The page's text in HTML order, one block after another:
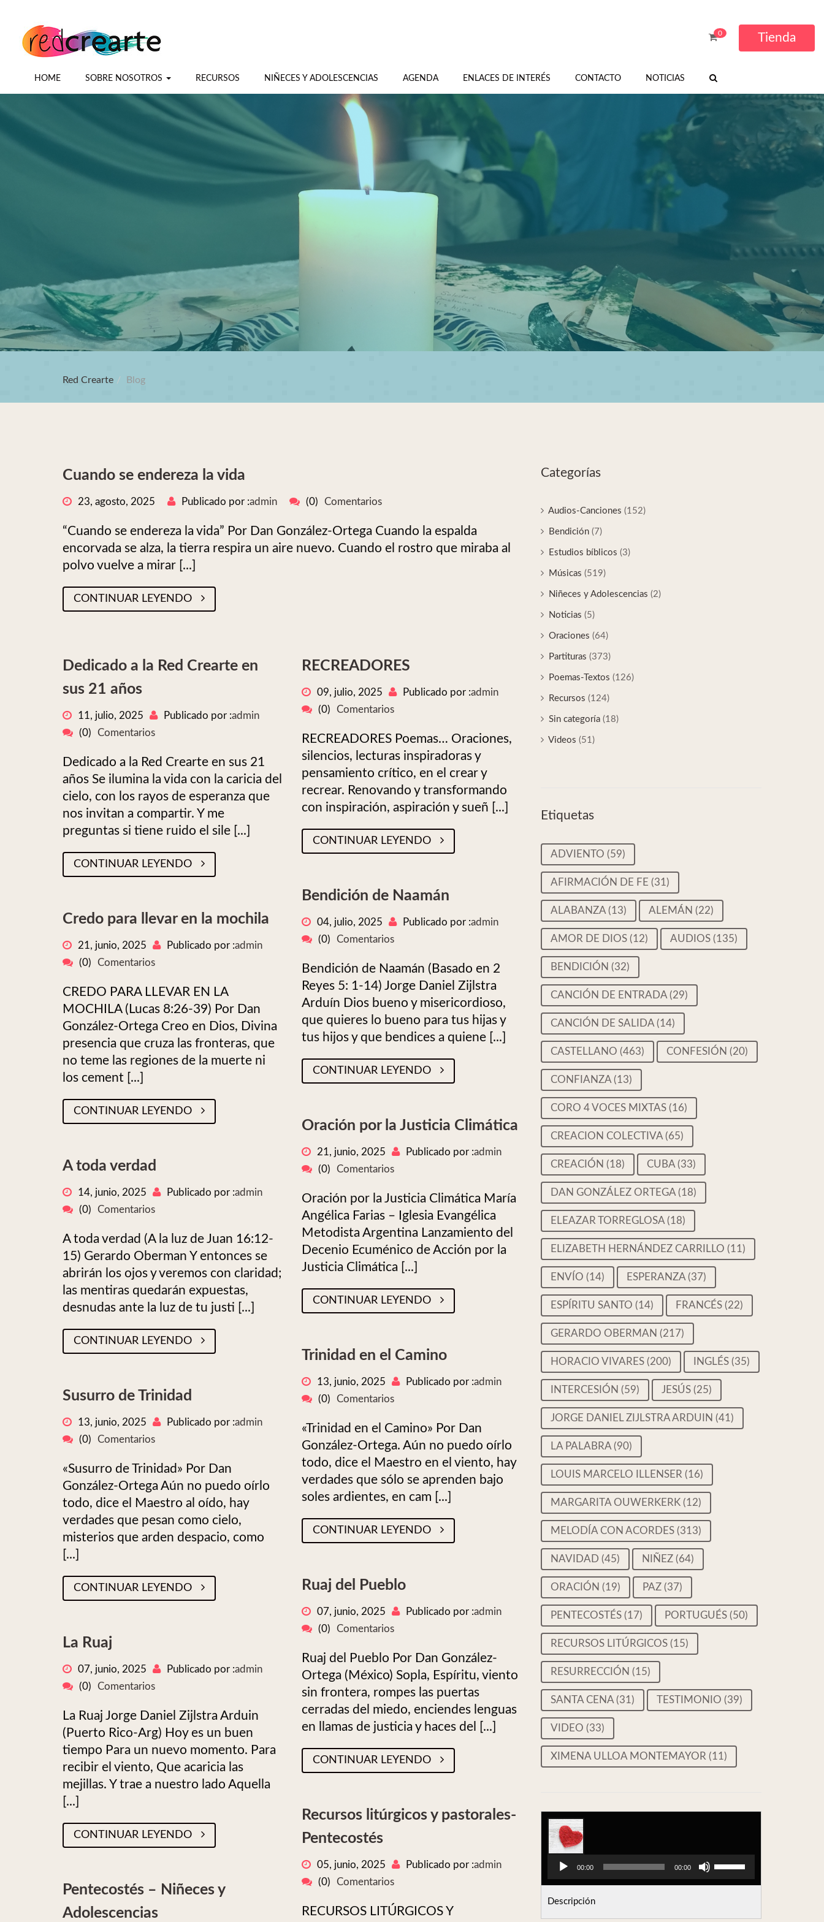
Tienda
0
HOME SOBRE NOSOTROS RECURSOS NIÑECES Y ADOLESCENCIAS AGENDA ENLACES DE INTERÉS CONTACTO NOTICIAS
Red Crearte Blog
Cuando se endereza la vida
23, agosto, 2025 Publicado por :admin (0) Comentarios
“Cuando se endereza la vida” Por Dan González-Ortega Cuando la espalda
encorvada se alza, la tierra respira un aire nuevo. Cuando el rostro que miraba al
polvo vuelve a mirar [...]
CONTINUAR LEYENDO
Dedicado a la Red Crearte en
sus 21 años
11, julio, 2025 Publicado por :admin
(0)
Comentarios
Dedicado a la Red Crearte en sus 21
años Se ilumina la vida con la caricia del
cielo, con los rayos de esperanza que
nos invitan a compartir. Y me
preguntas si tiene ruido el sile [...]
CONTINUAR LEYENDO
RECREADORES
09, julio, 2025 Publicado por :admin
(0)
Comentarios
RECREADORES Poemas… Oraciones,
silencios, lecturas inspiradoras y
pensamiento crítico, en el crear y
recrear. Renovando y transformando
con inspiración, aspiración y sueñ [...]
CONTINUAR LEYENDO
Bendición de Naamán
04, julio, 2025 Publicado por :admin
(0)
Comentarios
Bendición de Naamán (Basado en 2
Reyes 5: 1-14) Jorge Daniel Zijlstra
Arduín Dios bueno y misericordioso,
que quieres lo bueno para tus hijas y
tus hijos y que bendices a quiene [...]
CONTINUAR LEYENDO
Credo para llevar en la mochila
21, junio, 2025 Publicado por :admin
(0)
Comentarios
CREDO PARA LLEVAR EN LA
MOCHILA (Lucas 8:26-39) Por Dan
González-Ortega Creo en Dios, Divina
presencia que cruza las fronteras, que
no teme las regiones de la muerte ni
los cement [...]
CONTINUAR LEYENDO
Oración por la Justicia Climática
21, junio, 2025 Publicado por :admin
(0)
Comentarios
Oración por la Justicia Climática María
Angélica Farias – Iglesia Evangélica
Metodista Argentina Lanzamiento del
Decenio Ecuménico de Acción por la
Justicia Climática [...]
CONTINUAR LEYENDO
A toda verdad
14, junio, 2025 Publicado por :admin
(0)
Comentarios
A toda verdad (A la luz de Juan 16:12-
15) Gerardo Oberman Y entonces se
abrirán los ojos y veremos con claridad;
las mentiras quedarán expuestas,
desnudas ante la luz de tu justi [...]
CONTINUAR LEYENDO
Trinidad en el Camino
13, junio, 2025 Publicado por :admin
(0)
Comentarios
«Trinidad en el Camino» Por Dan
González-Ortega. Aún no puedo oírlo
todo, dice el Maestro en el viento, hay
verdades que sólo se aprenden bajo
soles ardientes, en cam [...]
CONTINUAR LEYENDO
Susurro de Trinidad
13, junio, 2025 Publicado por :admin
(0)
Comentarios
«Susurro de Trinidad» Por Dan
González-Ortega Aún no puedo oírlo
todo, dice el Maestro al oído, hay
verdades que pesan como cielo,
misterios que arden despacio, como
[...]
CONTINUAR LEYENDO Ruaj del Pueblo
07, junio, 2025 Publicado por :admin
(0)
Comentarios
Ruaj del Pueblo Por Dan González-
Ortega (México) Sopla, Espíritu, viento
sin frontera, rompes las puertas
cerradas del miedo, enciendes lenguas
en llamas de justicia y haces del [...]
CONTINUAR LEYENDO
La Ruaj
07, junio, 2025 Publicado por :admin
(0)
Comentarios
La Ruaj Jorge Daniel Zijlstra Arduin
(Puerto Rico-Arg) Hoy es un buen
tiempo Para un nuevo momento. Para
recibir el viento, Que acaricia las
mejillas. Y trae a nuestro lado Aquella
[...]
CONTINUAR LEYENDO
Recursos litúrgicos y pastorales-
Pentecostés
05, junio, 2025 Publicado por :admin
(0)
Comentarios
RECURSOS LITÚRGICOS Y
Pentecostés – Niñeces y
Adolescencias
Categorías
Audios-Canciones (152)
Bendición (7)
Estudios bíblicos (3)
Músicas (519)
Niñeces y Adolescencias (2)
Noticias (5)
Oraciones (64)
Partituras (373)
Poemas-Textos (126)
Recursos (124)
Sin categoría (18)
Videos (51)
Etiquetas
ADVIENTO (59)
AFIRMACIÓN DE FE (31)
ALABANZA (13) ALEMÁN (22)
AMOR DE DIOS (12) AUDIOS (135)
BENDICIÓN (32)
CANCIÓN DE ENTRADA (29)
CANCIÓN DE SALIDA (14)
CASTELLANO (463) CONFESIÓN (20)
CONFIANZA (13)
CORO 4 VOCES MIXTAS (16)
CREACION COLECTIVA (65)
CREACIÓN (18) CUBA (33)
DAN GONZÁLEZ ORTEGA (18)
ELEAZAR TORREGLOSA (18)
ELIZABETH HERNÁNDEZ CARRILLO (11)
ENVÍO (14) ESPERANZA (37)
ESPÍRITU SANTO (14) FRANCÉS (22)
GERARDO OBERMAN (217)
HORACIO VIVARES (200) INGLÉS (35)
INTERCESIÓN (59) JESÚS (25)
JORGE DANIEL ZIJLSTRA ARDUIN (41)
LA PALABRA (90)
LOUIS MARCELO ILLENSER (16)
MARGARITA OUWERKERK (12)
MELODÍA CON ACORDES (313)
NAVIDAD (45) NIÑEZ (64)
ORACIÓN (19) PAZ (37)
PENTECOSTÉS (17) PORTUGUÉS (50)
RECURSOS LITÚRGICOS (15)
RESURRECCIÓN (15)
SANTA CENA (31) TESTIMONIO (39)
VIDEO (33)
XIMENA ULLOA MONTEMAYOR (11)
audio
00:00 00:00
Utiliza
las
Descripción